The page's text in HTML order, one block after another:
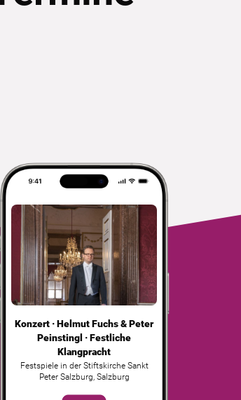
Konzert · Helmut Fuchs & Peter
Peinstingl · Festliche
Klangpracht
Festspiele in der Stiftskirche Sankt
Peter Salzburg, Salzburg